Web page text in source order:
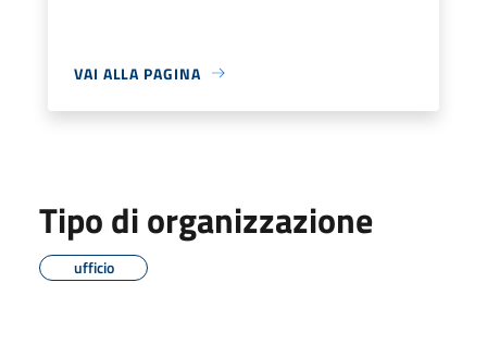
VAI ALLA PAGINA
Tipo di organizzazione
ufficio